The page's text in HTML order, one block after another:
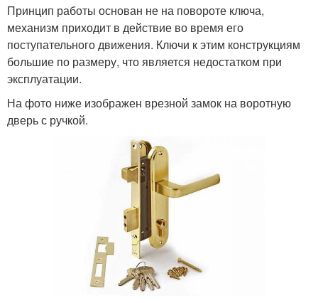
Принцип работы основан не на повороте ключа,
механизм приходит в действие во время его
поступательного движения. Ключи к этим конструкциям
большие по размеру, что является недостатком при
эксплуатации.
На фото ниже изображен врезной замок на воротную
дверь с ручкой.